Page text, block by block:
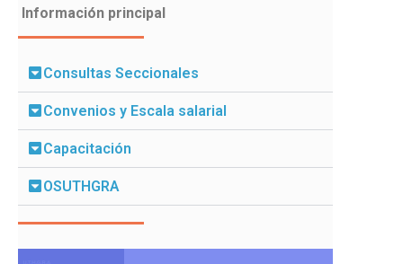
Información principal
Consultas Seccionales
Convenios y Escala salarial
Capacitación
OSUTHGRA